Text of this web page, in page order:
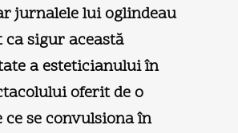
jurnalele lui oglindeau
sigur această
a esteticianului în
oferit de o
ce se convulsiona în